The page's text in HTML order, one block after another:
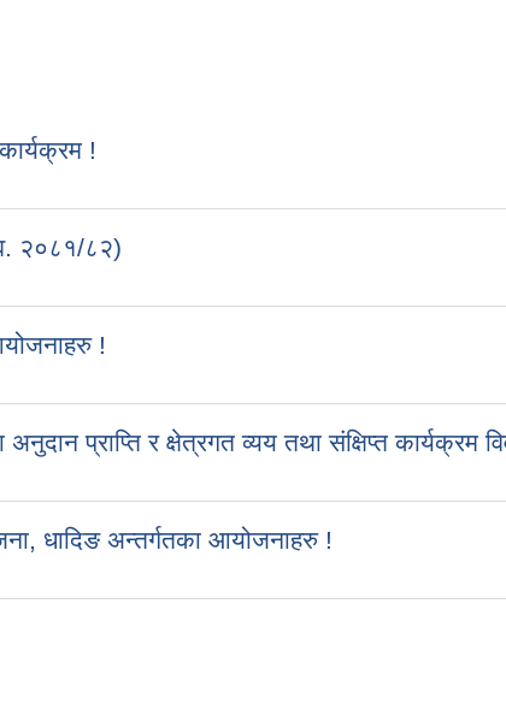
!
२०८१/८२)
!
प्राप्ति र क्षेत्रगत व्यय तथा संक्षिप्त कार्यक्रम
धादिङ अन्तर्गतका आयोजनाहरु !